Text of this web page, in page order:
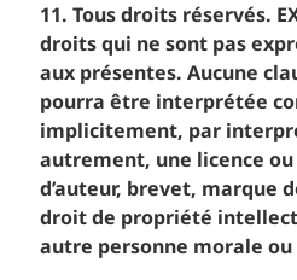
11. Tous droits réservés.
droits qui ne sont pas
aux présentes. Aucune
pourra être interprétée
implicitement, par
autrement, une licence
d’auteur, brevet, marque
droit de propriété
autre personne morale ou